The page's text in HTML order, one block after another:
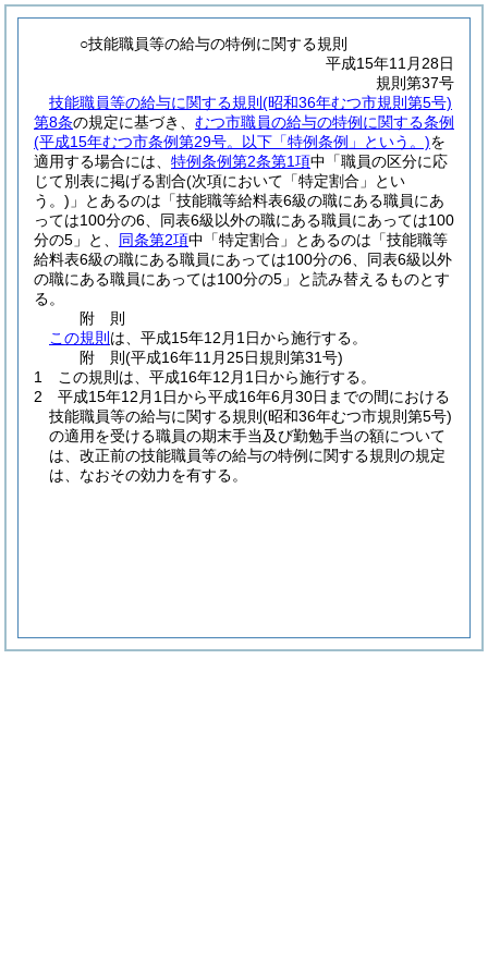
○技能職員等の給与の特例に関する規則
平成15年11月28日
規則第37号
技能職員等の給与に関する規則 (昭和36年むつ市規則第5号)
第8条の規定に基づき、 むつ市職員の給与の特例に関する条例
(平成15年むつ市条例第29号。以下「特例条例」という。)を
適用する場合には、 特例条例第2条第1項中「職員の区分に応
じて別表に掲げる割合(次項において「特定割合」とい
う。) 」とあるのは「技能職等給料表6級の職にある職員にあ
っては100分の6、同表6級以外の職にある職員にあっては100
分の5」と、 同条第2項中「特定割合」とあるのは「技能職等
給料表6級の職にある職員にあっては100分の6、同表6級以外
の職にある職員にあっては100分の5」と読み替えるものとす
る。
附 則
この規則 は、平成15年12月1日から施行する。
附 則(平成16年11月25日規則第31号)
1
この規則は、平成16年12月1日から施行する。
2
平成15年12月1日から平成16年6月30日までの間における
技能職員等の給与に関する規則 (昭和36年むつ市規則第5号)
の適用を受ける職員の期末手当及び勤勉手当の額について
は、改正前の技能職員等の給与の特例に関する規則の規定
は、なおその効力を有する。